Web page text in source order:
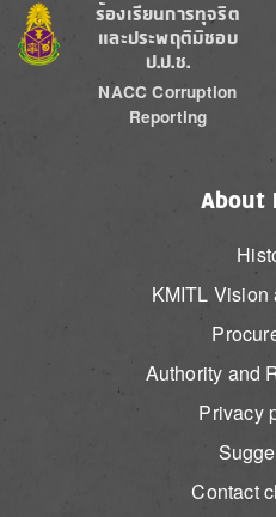
Image
ร้องเรียนการทุจริต
และประพฤติมิชอบ
ป.ป.ช.
NACC Corruption
Reporting
About
KMITL Vision
Authority and
Privacy
Contact